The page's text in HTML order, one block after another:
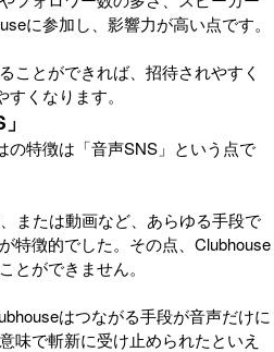
に参加し、影響力が高い点です。
ことができれば、招待されやすく
くなります。
の特徴は「音声SNS」という点で
または動画など、あらゆる手段で
特徴的でした。その点、Clubhouse
とができません。
はつながる手段が音声だけに
味で斬新に受け止められたといえ